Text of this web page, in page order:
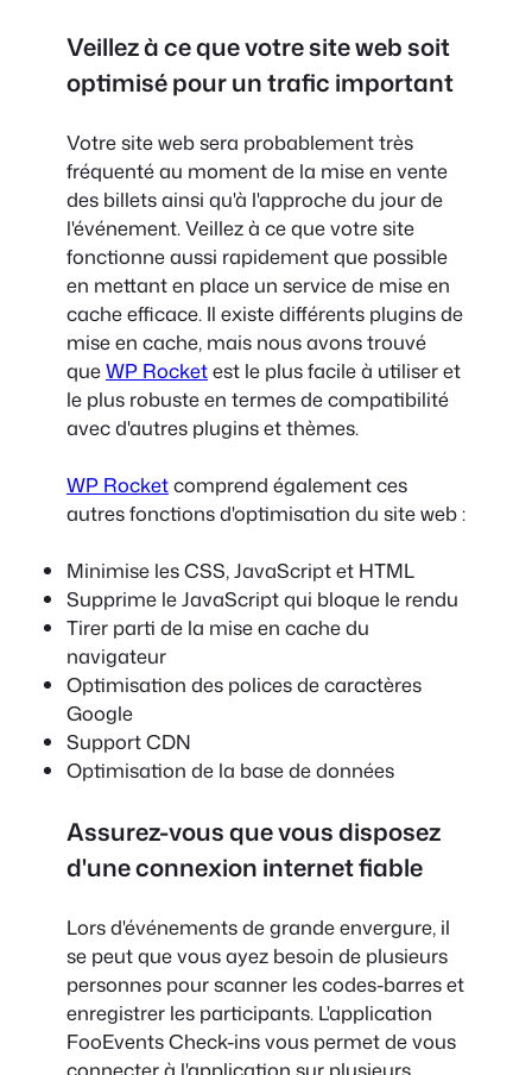
Veillez à ce que votre site web soit
optimisé pour un trafic important
Votre site web sera probablement très
fréquenté au moment de la mise en vente
des billets ainsi qu'à l'approche du jour de
l'événement. Veillez à ce que votre site
fonctionne aussi rapidement que possible
en mettant en place un service de mise en
cache efficace. Il existe différents plugins de
mise en cache, mais nous avons trouvé
queWP Rocketest le plus facile à utiliser et
le plus robuste en termes de compatibilité
avec d'autres plugins et thèmes.
WP Rocketcomprend également ces
autres fonctions d'optimisation du site web :
Minimise les CSS, JavaScript et HTML
Supprime le JavaScript qui bloque le rendu
Tirer parti de la mise en cache du
navigateur
Optimisation des polices de caractères
Google
Support CDN
Optimisation de la base de données
Assurez-vous que vous disposez
d'une connexion internet fiable
Lors d'événements de grande envergure, il
se peut que vous ayez besoin de plusieurs
personnes pour scanner les codes-barres et
enregistrer les participants. L'application
FooEvents Check-ins vous permet de vous
connecter à l'application sur plusieurs